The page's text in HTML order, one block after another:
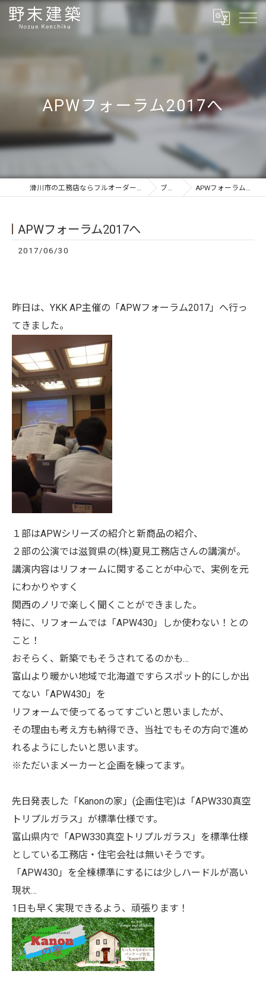
APWフォーラム2017へ
滑川市の工務店ならフルオーダーの野末建築 ブログ APWフォーラム2017へ
APWフォーラム2017へ
2017/06/30
昨日は、YKK AP主催の「APWフォーラム2017」へ行っ
てきました。
１部はAPWシリーズの紹介と新商品の紹介、
２部の公演では滋賀県の(株)夏見工務店さんの講演が。
講演内容はリフォームに関することが中心で、実例を元
にわかりやすく
関西のノリで楽しく聞くことができました。
特に、リフォームでは「APW430」しか使わない！との
こと！
おそらく、新築でもそうされてるのかも…
富山より暖かい地域で北海道ですらスポット的にしか出
てない「APW430」を
リフォームで使ってるってすごいと思いましたが、
その理由も考え方も納得でき、当社でもその方向で進め
れるようにしたいと思います。
※ただいまメーカーと企画を練ってます。
先日発表した 「Kanonの家」 (企画住宅)は「APW330真空
トリプルガラス」が標準仕様です。
富山県内で「APW330真空トリプルガラス」を標準仕様
としている工務店・住宅会社は無いそうです。
「APW430」を全棟標準にするには少しハードルが高い
現状…
1日も早く実現できるよう、頑張ります！